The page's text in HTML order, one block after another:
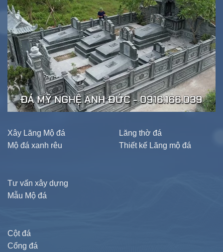
Xây Lăng Mộ đá
Mộ đá xanh rêu
Lăng thờ đá
Thiết kế Lăng mộ đá
Tư vấn xây dựng
Mẫu Mộ đá
Cột đá
Cổng đá